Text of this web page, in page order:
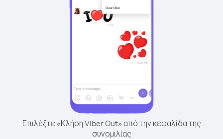
Επιλέξτε «Κλήση Viber Out» από την κεφαλίδα της
συνομιλίας